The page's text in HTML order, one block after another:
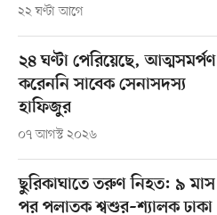
২২ ঘণ্টা আগে
২৪ ঘণ্টা পেরিয়েছে, আত্মসমর্পণ
করেননি সাবেক সেনাসদস্য
হাফিজুর
০৭ আগস্ট ২০২৬
ছুরিকাঘাতে তরুণ নিহত: ৯ মাস
পর পলাতক শ্বশুর–শ্যালক ঢাকা